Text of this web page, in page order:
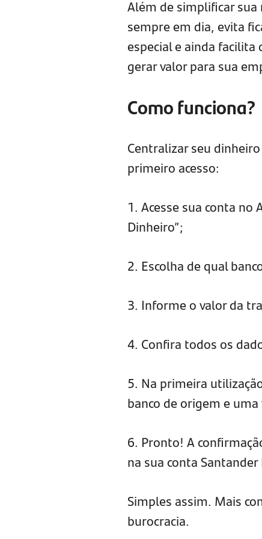
Além de simplificar
sempre em dia, evita
especial e ainda
gerar valor para sua
Como funciona?
Centralizar seu
primeiro acesso:
1. Acesse sua conta no
Dinheiro”;
2. Escolha de qual
3. Informe o valor da
4. Confira todos os
5. Na primeira
banco de origem e
6. Pronto! A
na sua conta
Simples assim. Mais
burocracia.